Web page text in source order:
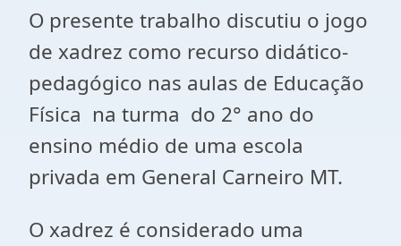
O presente trabalho discutiu o jogo
de xadrez como recurso didático-
pedagógico nas aulas de Educação
Física na turma do 2° ano do
ensino médio de uma escola
privada em General Carneiro MT.
O xadrez é considerado uma